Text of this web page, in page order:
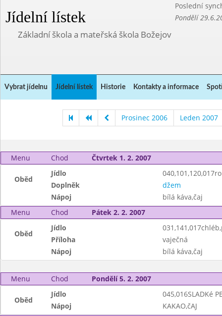
Jídelní lístek
Poslední
Pondělí
Základní škola a mateřská škola Božejov
Vybrat jídelnu Jídelní lístek Historie Kontakty a informace
Prosinec 2006 Leden 2007
Menu Chod Čtvrtek 1. 2. 2007
Oběd
Jídlo
Doplněk
džem
Nápoj
bílá káva,čaj
Menu
Chod Pátek 2. 2. 2007
Oběd
Jídlo
Příloha
vaječná
Nápoj
bílá káva,čaj
Menu Chod Pondělí 5. 2. 2007
Oběd
Jídlo
045,016SLADKé
Nápoj
KAKAO,čAJ